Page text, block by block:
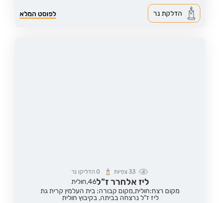
לפוסט המלא הדלקת נר
33 צפיות 0הדליקו נר
ליז אלחרר ז"ל46, חולית
מקום רצח:חולית,מקום קבורה: בית העלמין קרית גת
ליז ז"ל נרצחה בביתה, בקיבוץ חולית